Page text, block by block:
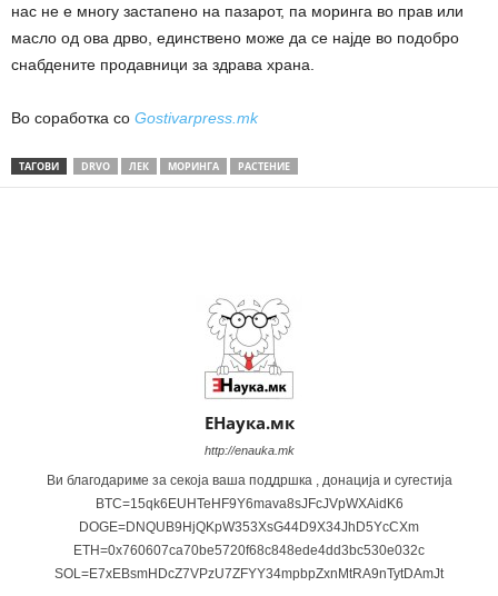
нас не е многу застапено на пазарот, па моринга во прав или
масло од ова дрво, единствено може да се најде во подобро
снабдените продавници за здрава храна.
Во соработка со Gostivarpress.mk
ТАГОВИ DRVO ЛЕК МОРИНГА РАСТЕНИЕ
ЕНаука.мк
http://enauka.mk
Ви благодариме за секоја ваша поддршка , донација и сугестија
BTC=15qk6EUHTeHF9Y6mava8sJFcJVpWXAidK6
DOGE=DNQUB9HjQKpW353XsG44D9X34JhD5YcCXm
ETH=0x760607ca70be5720f68c848ede4dd3bc530e032c
SOL=E7xEBsmHDcZ7VPzU7ZFYY34mpbpZxnMtRA9nTytDAmJt